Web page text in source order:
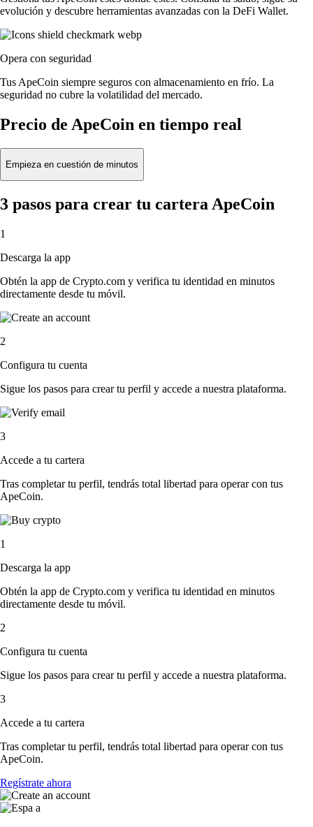
evolución y descubre herramientas avanzadas con la DeFi Wallet.
Opera con seguridad
Tus ApeCoin siempre seguros con almacenamiento en frío. La
seguridad no cubre la volatilidad del mercado.
Precio de ApeCoin en tiempo real
Empieza en cuestión de minutos
3 pasos para crear tu cartera ApeCoin
1
Descarga la app
Obtén la app de Crypto.com y verifica tu identidad en minutos
directamente desde tu móvil.
2
Configura tu cuenta
Sigue los pasos para crear tu perfil y accede a nuestra plataforma.
3
Accede a tu cartera
Tras completar tu perfil, tendrás total libertad para operar con tus
ApeCoin.
1
Descarga la app
Obtén la app de Crypto.com y verifica tu identidad en minutos
directamente desde tu móvil.
2
Configura tu cuenta
Sigue los pasos para crear tu perfil y accede a nuestra plataforma.
3
Accede a tu cartera
Tras completar tu perfil, tendrás total libertad para operar con tus
ApeCoin.
Regístrate ahora